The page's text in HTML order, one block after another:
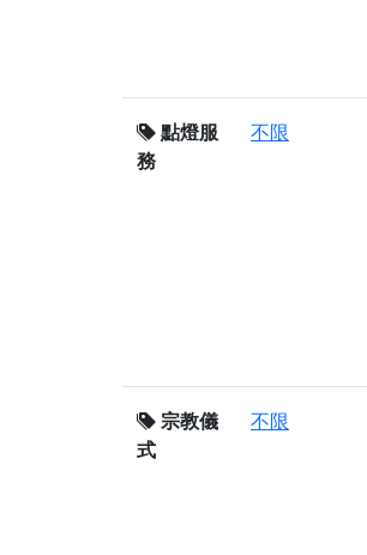
點燈服
務
不限
宗教儀
式
不限